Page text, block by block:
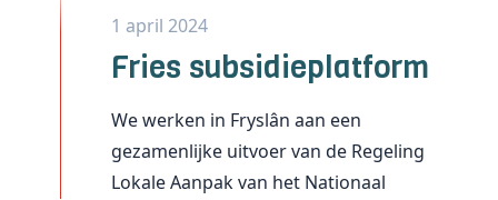
1 april 2024
Fries subsidieplatform
We werken in Fryslân aan een
gezamenlijke uitvoer van de Regeling
Lokale Aanpak van het Nationaal